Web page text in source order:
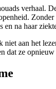
verhaal.
en na haar
aan het
dat ze